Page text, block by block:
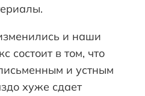
и наши
состоит в том, что
и устным
хуже сдает